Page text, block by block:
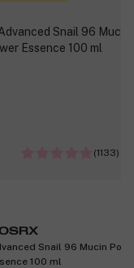
(1133)
Snail 96 Mucin
100 ml